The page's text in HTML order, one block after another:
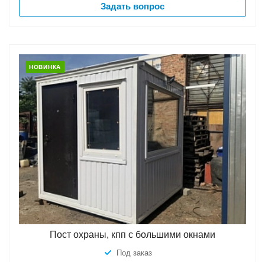
Задать вопрос
НОВИНКА
Пост охраны, кпп с большими окнами
Под заказ